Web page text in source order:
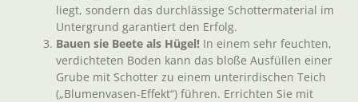
liegt, sondern das durchlässige Schottermaterial im
Untergrund garantiert den Erfolg.
Bauen sie Beete als Hügel! In einem sehr feuchten,
verdichteten Boden kann das bloße Ausfüllen einer
Grube mit Schotter zu einem unterirdischen Teich
(„Blumenvasen-Effekt“) führen. Errichten Sie mit